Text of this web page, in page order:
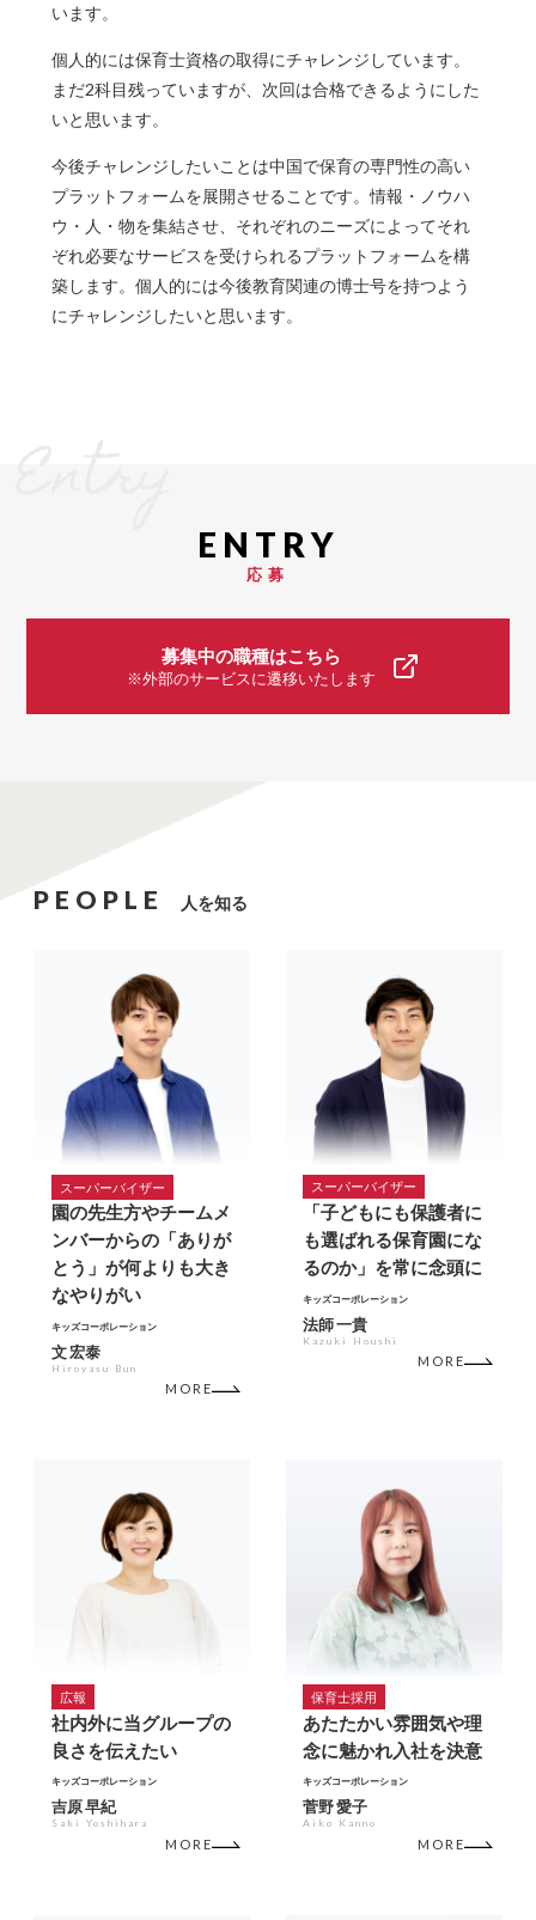
います。
個人的には保育士資格の取得にチャレンジしています。
まだ2科目残っていますが、次回は合格できるようにした
いと思います。
今後チャレンジしたいことは中国で保育の専門性の高い
プラットフォームを展開させることです。情報・ノウハ
ウ・人・物を集結させ、それぞれのニーズによってそれ
ぞれ必要なサービスを受けられるプラットフォームを構
築します。個人的には今後教育関連の博士号を持つよう
にチャレンジしたいと思います。
応募
募集中の職種はこちら
※外部のサービスに遷移いたします
PEOPLE 人を知る
スーパーバイザー
園の先生方やチームメ
ンバーからの「ありが
とう」が何よりも大き
なやりがい
キッズコーポレーション
文 宏泰
Hiroyasu Bun
MORE
スーパーバイザー
「子どもにも保護者に
も選ばれる保育園にな
るのか」を常に念頭に
キッズコーポレーション
法師 一貴
Kazuki Houshi
MORE
広報
社内外に当グループの
良さを伝えたい
キッズコーポレーション
吉原 早紀
Saki Yoshihara
MORE
保育士採用
あたたかい雰囲気や理
念に魅かれ入社を決意
キッズコーポレーション
菅野 愛子
Aiko Kanno
MORE